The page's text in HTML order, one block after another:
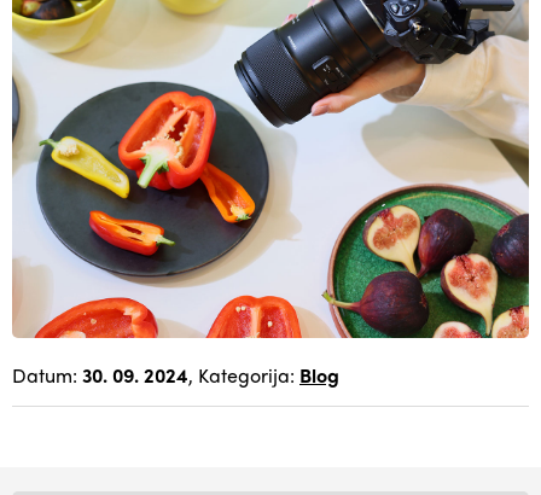
Datum: 30. 09. 2024, Kategorija: Blog